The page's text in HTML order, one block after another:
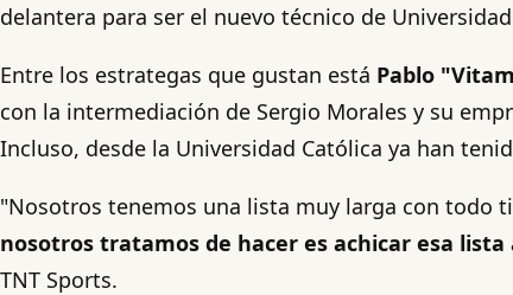
delantera para ser el nuevo técnico de
Entre los estrategas que gustan está Pablo
con la intermediación de Sergio Morales y su
Incluso, desde la Universidad Católica ya han
"Nosotros tenemos una lista muy larga con todo
nosotros tratamos de hacer es achicar esa lista
TNT Sports.